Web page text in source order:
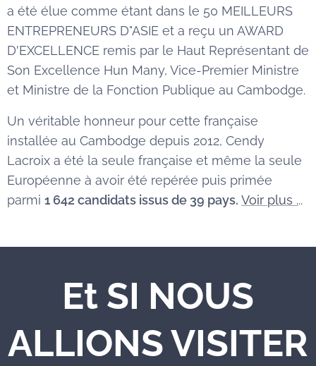
a été élue comme étant dans le 50 MEILLEURS
ENTREPRENEURS D"ASIE et a reçu un AWARD
D'EXCELLENCE remis par le Haut Représentant de
Son Excellence Hun Many, Vice-Premier Ministre
et Ministre de la Fonction Publique au Cambodge.
Un véritable honneur pour cette française
installée au Cambodge depuis 2012, Cendy
Lacroix a été la seule française et même la seule
Européenne à avoir été repérée puis primée
parmi 1 642 candidats issus de 39 pays. Voir plus ...
Et SI NOUS
ALLIONS VISITER